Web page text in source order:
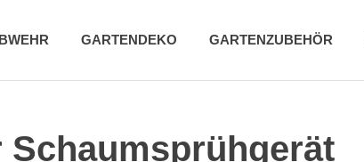
GARTENDEKO GARTENZUBEHÖR